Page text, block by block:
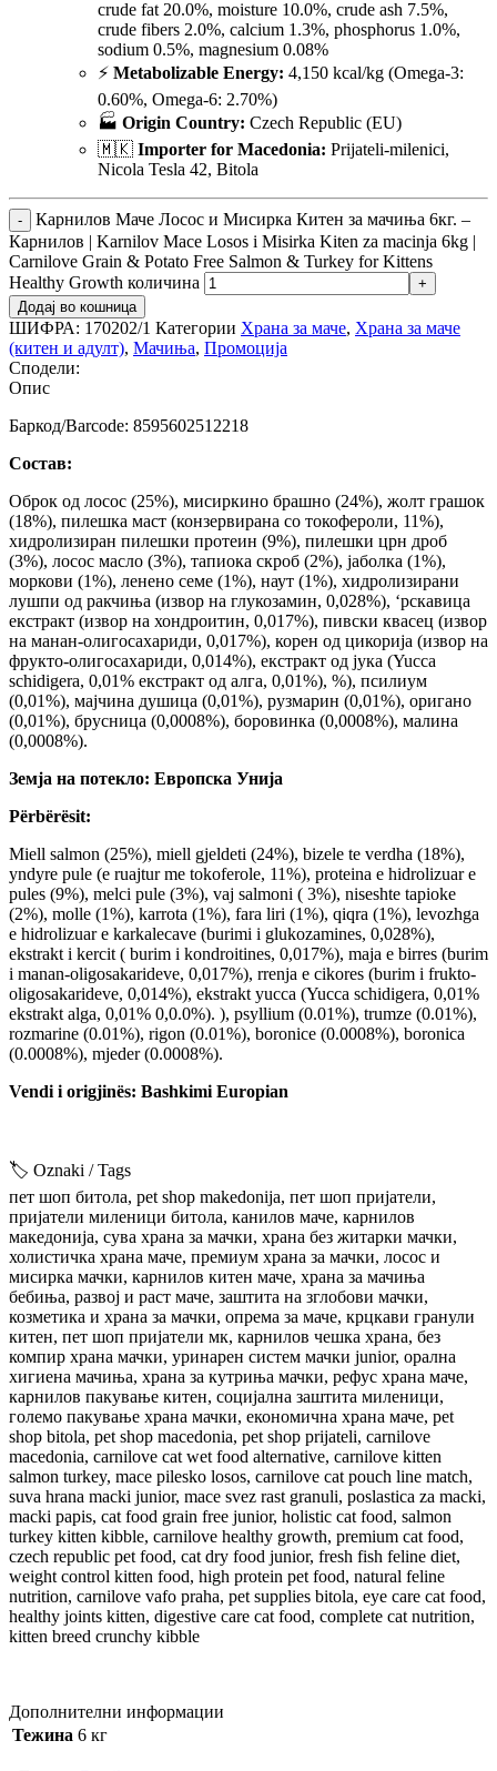
crude fat 20.0%, moisture 10.0%, crude ash 7.5%,
crude fibers 2.0%, calcium 1.3%, phosphorus 1.0%,
sodium 0.5%, magnesium 0.08%
⚡ Metabolizable Energy: 4,150 kcal/kg (Omega-3:
0.60%, Omega-6: 2.70%)
🏭 Origin Country: Czech Republic (EU)
🇲🇰 Importer for Macedonia: Prijateli-milenici,
Nicola Tesla 42, Bitola
Карнилов Маче Лосос и Мисирка Китен за мачиња 6кг. –
Карнилов | Karnilov Mace Losos i Misirka Kiten za macinja 6kg |
Carnilove Grain & Potato Free Salmon & Turkey for Kittens
Healthy Growth количина
Додај во кошница
ШИФРА: 170202/1 Категории Храна за маче, Храна за маче
(китен и адулт), Мачиња, Промоција
Сподели:
Опис
Баркод/Barcode: 8595602512218
Состав:
Оброк од лосос (25%), мисиркино брашно (24%), жолт грашок
(18%), пилешка маст (конзервирана со токофероли, 11%),
хидролизиран пилешки протеин (9%), пилешки црн дроб
(3%), лосос масло (3%), тапиока скроб (2%), јаболка (1%),
моркови (1%), ленено семе (1%), наут (1%), хидролизирани
лушпи од ракчиња (извор на глукозамин, 0,028%), ‘рскавица
екстракт (извор на хондроитин, 0,017%), пивски квасец (извор
на манан-олигосахариди, 0,017%), корен од цикорија (извор на
фрукто-олигосахариди, 0,014%), екстракт од јука (Yucca
schidigera, 0,01% екстракт од алга, 0,01%), %), псилиум
(0,01%), мајчина душица (0,01%), рузмарин (0,01%), оригано
(0,01%), брусница (0,0008%), боровинка (0,0008%), малина
(0,0008%).
Земја на потекло: Европска Унија
Përbërësit:
Miell salmon (25%), miell gjeldeti (24%), bizele te verdha (18%),
yndyre pule (e ruajtur me tokoferole, 11%), proteina e hidrolizuar e
pules (9%), melci pule (3%), vaj salmoni ( 3%), niseshte tapioke
(2%), molle (1%), karrota (1%), fara liri (1%), qiqra (1%), levozhga
e hidrolizuar e karkalecave (burimi i glukozamines, 0,028%),
ekstrakt i kercit ( burim i kondroitines, 0,017%), maja e birres (burim
i manan-oligosakarideve, 0,017%), rrenja e cikores (burim i frukto-
oligosakarideve, 0,014%), ekstrakt yucca (Yucca schidigera, 0,01%
ekstrakt alga, 0,01% 0,0.0%). ), psyllium (0.01%), trumze (0.01%),
rozmarine (0.01%), rigon (0.01%), boronice (0.0008%), boronica
(0.0008%), mjeder (0.0008%).
Vendi i origjinës: Bashkimi Europian
🏷️ Oznaki / Tags
пет шоп битола, pet shop makedonija, пет шоп пријатели,
пријатели миленици битола, канилов маче, карнилов
македонија, сува храна за мачки, храна без житарки мачки,
холистичка храна маче, премиум храна за мачки, лосос и
мисирка мачки, карнилов китен маче, храна за мачиња
бебиња, развој и раст маче, заштита на зглобови мачки,
козметика и храна за мачки, опрема за маче, крцкави гранули
китен, пет шоп пријатели мк, карнилов чешка храна, без
компир храна мачки, уринарен систем мачки junior, орална
хигиена мачиња, храна за кутриња мачки, рефус храна маче,
карнилов пакување китен, социјална заштита миленици,
големо пакување храна мачки, економична храна маче, pet
shop bitola, pet shop macedonia, pet shop prijateli, carnilove
macedonia, carnilove cat wet food alternative, carnilove kitten
salmon turkey, mace pilesko losos, carnilove cat pouch line match,
suva hrana macki junior, mace svez rast granuli, poslastica za macki,
macki papis, cat food grain free junior, holistic cat food, salmon
turkey kitten kibble, carnilove healthy growth, premium cat food,
czech republic pet food, cat dry food junior, fresh fish feline diet,
weight control kitten food, high protein pet food, natural feline
nutrition, carnilove vafo praha, pet supplies bitola, eye care cat food,
healthy joints kitten, digestive care cat food, complete cat nutrition,
kitten breed crunchy kibble
Дополнителни информации
Тежина 6 кг